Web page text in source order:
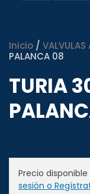
Inicio / VALVULAS
PALANCA 08
TURIA
Precio
sesión o